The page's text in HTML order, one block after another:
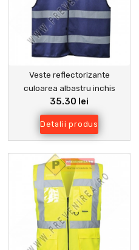
Veste reflectorizante
culoarea albastru inchis
35.30 lei
Detalii produs